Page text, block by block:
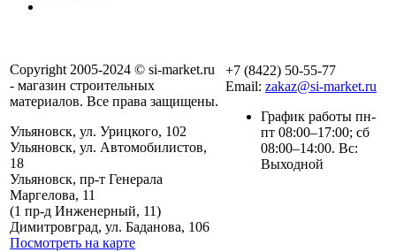
Copyright 2005-2024 © si-market.ru
- магазин строительных
материалов. Все права защищены.
Ульяновск, ул. Урицкого, 102
Ульяновск, ул. Автомобилистов,
18
Ульяновск, пр-т Генерала
Маргелова, 11
(1 пр-д Инженерный, 11)
Димитровград, ул. Баданова, 106
Посмотреть на карте
+7 (8422) 50-55-77
Email: zakaz@si-market.ru
График работы пн-
пт 08:00–17:00; сб
08:00–14:00. Вс:
Выходной